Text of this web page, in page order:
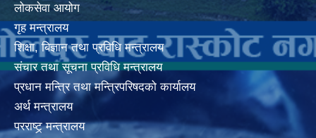
लोकसेवा आयोग
गृह मन्त्रालय
शिक्षा, बिज्ञान तथा प्रविधि मन्त्रालय
संचार तथा सूचना प्रविधि मन्त्रालय
प्रधान मन्त्रि तथा मन्त्रिपरिषदको कार्यालय
अर्थ मन्त्रालय
परराष्ट्र् मन्त्रालय